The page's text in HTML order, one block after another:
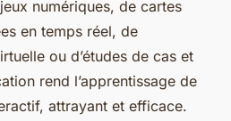
numériques, de cartes
en temps réel, de
ou d’études de cas et
rend l’apprentissage de
attrayant et efficace.